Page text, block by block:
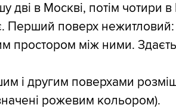
дві в Москві, потім чотири в
Перший поверх нежитловий:
простором між ними.
і другим поверхами
рожевим кольором).